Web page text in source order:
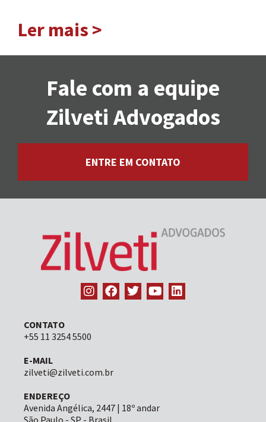
Ler mais >
Fale com a equipe
Zilveti Advogados
ENTRE EM CONTATO
CONTATO
+55 11 3254 5500
E-MAIL
zilveti@zilveti.com.br
ENDEREÇO
Avenida Angélica, 2447 | 18º andar